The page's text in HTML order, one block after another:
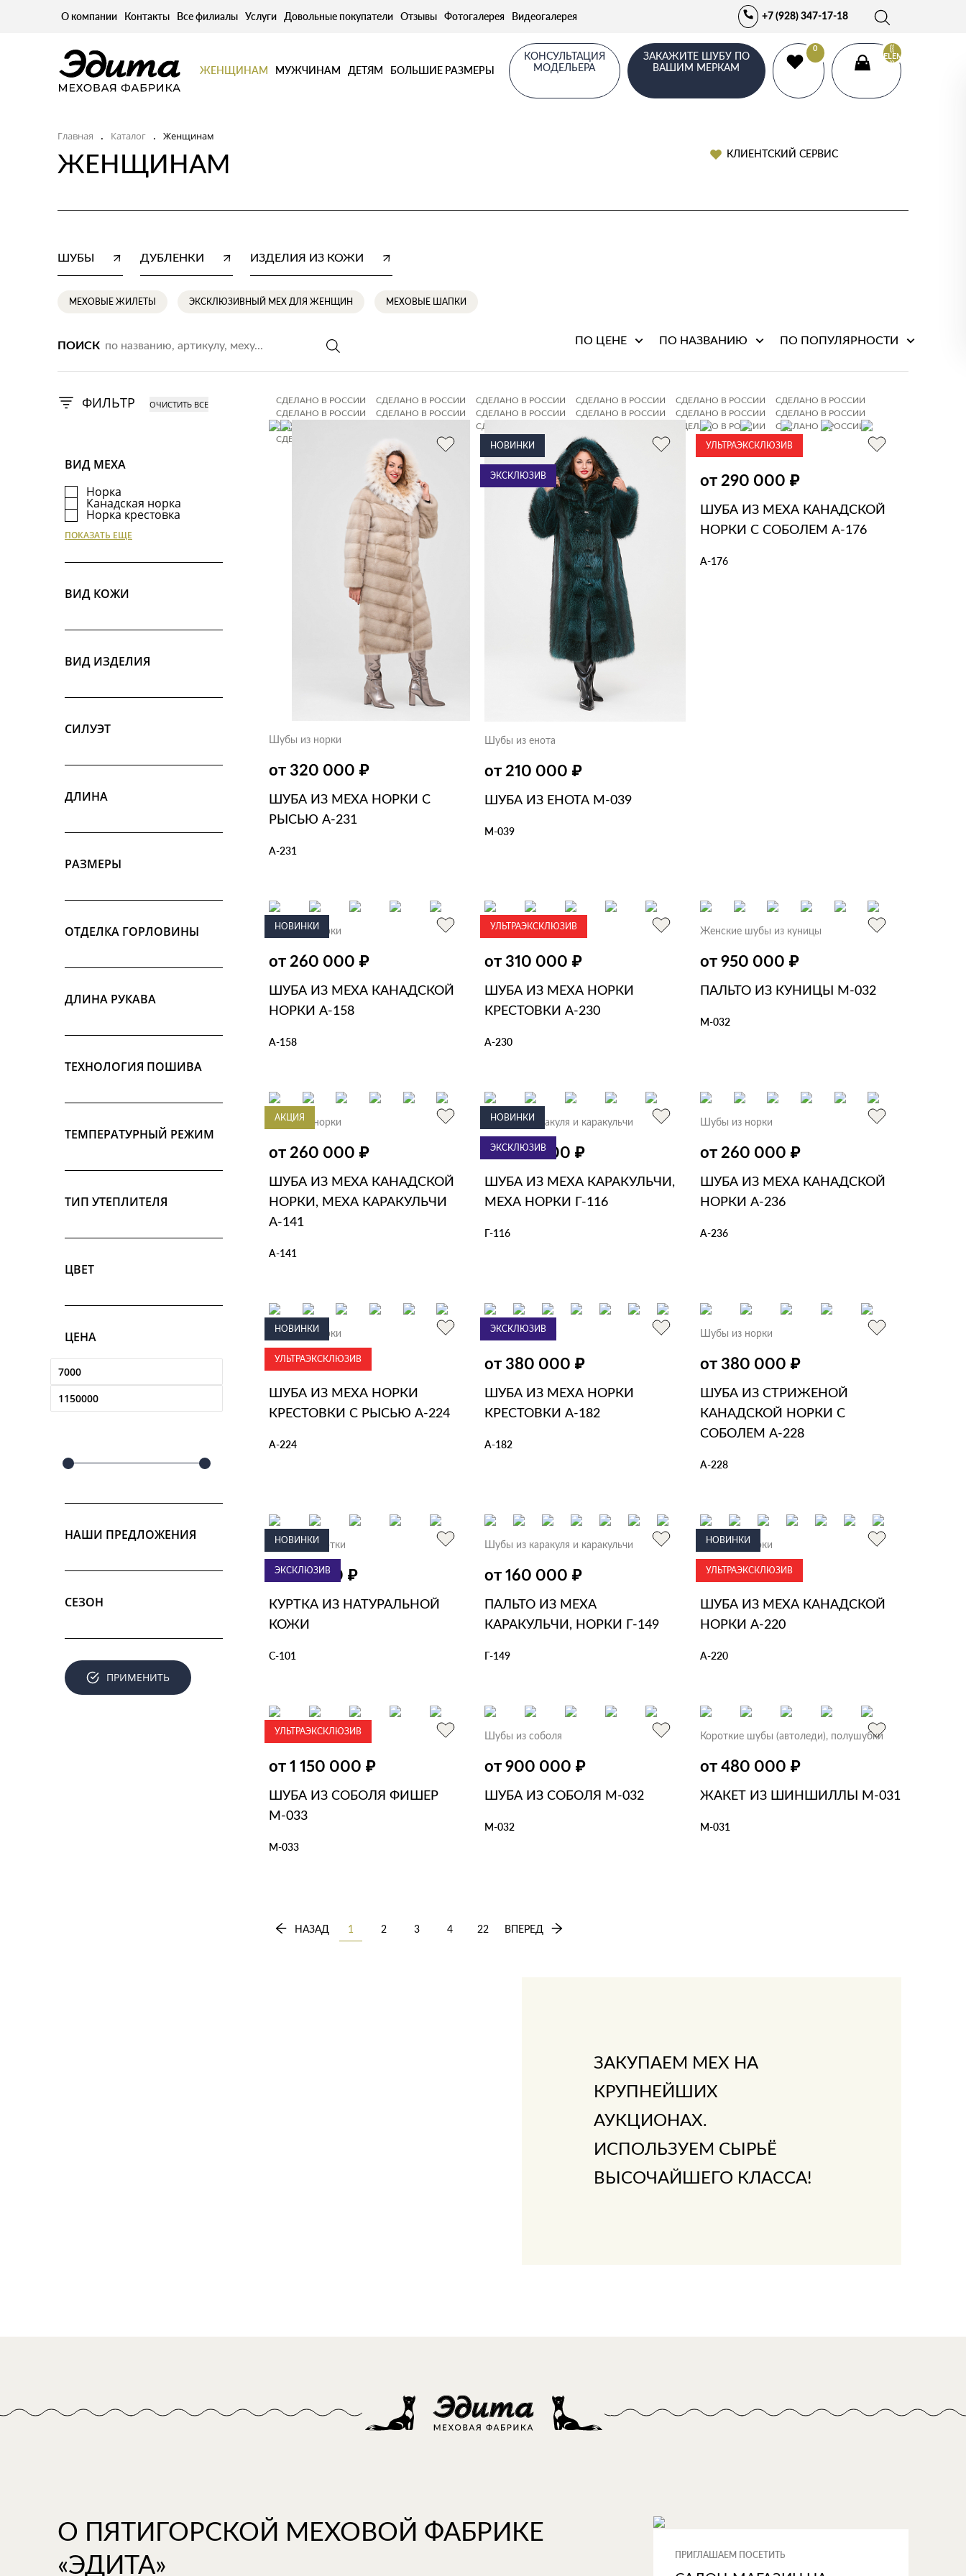
О компании Контакты Все филиалы Услуги Довольные покупатели Отзывы Фотогалерея Видеогалерея +7 (928) 347-17-18
ЖЕНЩИНАМ МУЖЧИНАМ ДЕТЯМ БОЛЬШИЕ РАЗМЕРЫ
КОНСУЛЬТАЦИЯ
МОДЕЛЬЕРА
ЗАКАЖИТЕ ШУБУ ПО
ВАШИМ МЕРКАМ
0
{{
ELEMENTS.LENGTH
}}
Главная . Каталог . Женщинам
ЖЕНЩИНАМ КЛИЕНТСКИЙ СЕРВИС
ШУБЫ ДУБЛЕНКИ ИЗДЕЛИЯ ИЗ КОЖИ
МЕХОВЫЕ ЖИЛЕТЫ ЭКСКЛЮЗИВНЫЙ МЕХ ДЛЯ ЖЕНЩИН МЕХОВЫЕ ШАПКИ
ПОИСК ПО ЦЕНЕ ПО НАЗВАНИЮ ПО ПОПУЛЯРНОСТИ
ФИЛЬТР
ВИД МЕХА
Норка
Канадская норка
Норка крестовка
Норка стриженая
Каракуль и каракульча
Астраган
Фишер
Пушнина
Лиса полярная
Песец
Кенгуру
Пони
ПОКАЗАТЬ ЕЩЕ
ВИД КОЖИ
ВИД ИЗДЕЛИЯ
СИЛУЭТ
ДЛИНА
РАЗМЕРЫ
ОТДЕЛКА ГОРЛОВИНЫ
ДЛИНА РУКАВА
ТЕХНОЛОГИЯ ПОШИВА
ТЕМПЕРАТУРНЫЙ РЕЖИМ
ТИП УТЕПЛИТЕЛЯ
ЦВЕТ
ЦЕНА
НАШИ ПРЕДЛОЖЕНИЯ
СЕЗОН
ПРИМЕНИТЬ
СДЕЛАНО В РОССИИ СДЕЛАНО В РОССИИ СДЕЛАНО В РОССИИ СДЕЛАНО В РОССИИ СДЕЛАНО В РОССИИ
СДЕЛАНО В РОССИИ
СДЕЛАНО В РОССИИ
СДЕЛАНО В РОССИИ СДЕЛАНО В РОССИИ СДЕЛАНО В РОССИИ СДЕЛАНО В РОССИИ
СДЕЛАНО В РОССИИ
СДЕЛАНО В РОССИИ
СДЕЛАНО В РОССИИ СДЕЛАНО В РОССИИ
СДЕЛАНО В РОССИИ
СДЕЛАНО В РОССИИ
СДЕЛАНО В РОССИИ
Шубы из норки
от 320 000 ₽
ШУБА ИЗ МЕХА НОРКИ С
РЫСЬЮ А-231
А-231
НОВИНКИ
ЭКСКЛЮЗИВ
Шубы из енота
от 210 000 ₽
ШУБА ИЗ ЕНОТА М-039
М-039
УЛЬТРАЭКСКЛЮЗИВ
Шубы из норки
от 290 000 ₽
ШУБА ИЗ МЕХА КАНАДСКОЙ
НОРКИ С СОБОЛЕМ А-176
А-176
НОВИНКИ
Шубы из норки
от 260 000 ₽
ШУБА ИЗ МЕХА КАНАДСКОЙ
НОРКИ А-158
А-158
УЛЬТРАЭКСКЛЮЗИВ
Шубы из норки
от 310 000 ₽
ШУБА ИЗ МЕХА НОРКИ
КРЕСТОВКИ А-230
А-230
Женские шубы из куницы
от 950 000 ₽
ПАЛЬТО ИЗ КУНИЦЫ М-032
М-032
АКЦИЯ
Шубы из норки
от 260 000 ₽
ШУБА ИЗ МЕХА КАНАДСКОЙ
НОРКИ, МЕХА КАРАКУЛЬЧИ
А-141
А-141
НОВИНКИ
ЭКСКЛЮЗИВ
Шубы из каракуля и каракульчи
от 420 000 ₽
ШУБА ИЗ МЕХА КАРАКУЛЬЧИ,
МЕХА НОРКИ Г-116
Г-116
Шубы из норки
от 260 000 ₽
ШУБА ИЗ МЕХА КАНАДСКОЙ
НОРКИ А-236
А-236
НОВИНКИ
УЛЬТРАЭКСКЛЮЗИВ
Шубы из норки
от 340 000₽
ШУБА ИЗ МЕХА НОРКИ
КРЕСТОВКИ С РЫСЬЮ А-224
А-224
ЭКСКЛЮЗИВ
Шубы из норки
от 380 000 ₽
ШУБА ИЗ МЕХА НОРКИ
КРЕСТОВКИ А-182
А-182
Шубы из норки
от 380 000 ₽
ШУБА ИЗ СТРИЖЕНОЙ
КАНАДСКОЙ НОРКИ С
СОБОЛЕМ А-228
А-228
НОВИНКИ
ЭКСКЛЮЗИВ
Кожаные куртки
от 78 000 ₽
КУРТКА ИЗ НАТУРАЛЬНОЙ
КОЖИ
С-101
Шубы из каракуля и каракульчи
от 160 000 ₽
ПАЛЬТО ИЗ МЕХА
КАРАКУЛЬЧИ, НОРКИ Г-149
Г-149
НОВИНКИ
УЛЬТРАЭКСКЛЮЗИВ
Шубы из норки
от 320 000₽
ШУБА ИЗ МЕХА КАНАДСКОЙ
НОРКИ А-220
А-220
УЛЬТРАЭКСКЛЮЗИВ
Шубы из соболя
от 1 150 000 ₽
ШУБА ИЗ СОБОЛЯ ФИШЕР
М-033
М-033
Шубы из соболя
от 900 000 ₽
ШУБА ИЗ СОБОЛЯ М-032
М-032
Короткие шубы (автоледи), полушубки
от 480 000 ₽
ЖАКЕТ ИЗ ШИНШИЛЛЫ М-031
М-031
НАЗАД 1 2 3 4 22 ВПЕРЕД
ЗАКУПАЕМ МЕХ НА
КРУПНЕЙШИХ
АУКЦИОНАХ.
ИСПОЛЬЗУЕМ СЫРЬЁ
ВЫСОЧАЙШЕГО КЛАССА!
О ПЯТИГОРСКОЙ МЕХОВОЙ ФАБРИКЕ
«ЭДИТА»
ПРИГЛАШАЕМ ПОСЕТИТЬ